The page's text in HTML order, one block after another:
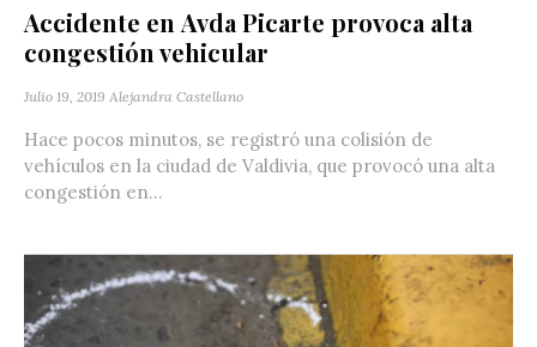
Accidente en Avda Picarte provoca alta
congestión vehicular
Julio 19, 2019 Alejandra Castellano
Hace pocos minutos, se registró una colisión de
vehículos en la ciudad de Valdivia, que provocó una alta
congestión en...